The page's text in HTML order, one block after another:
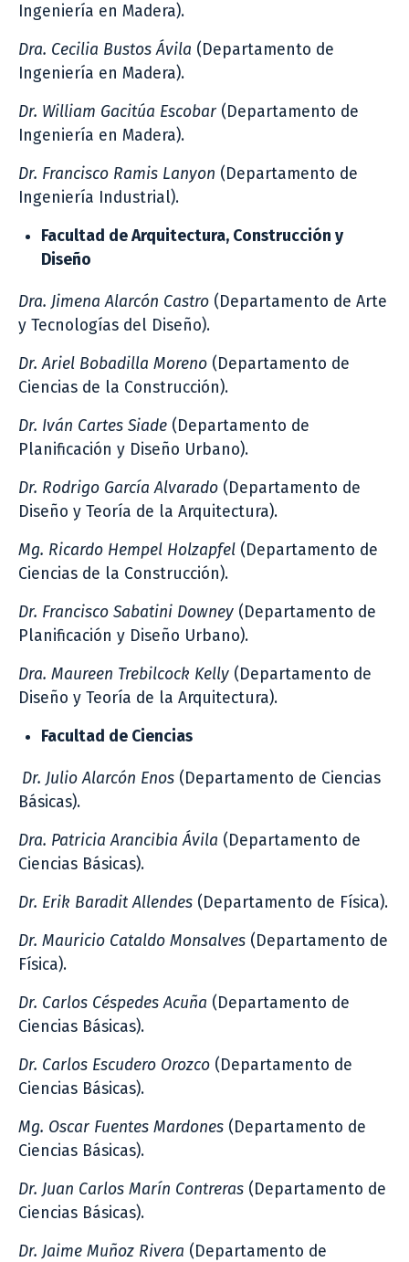
Ingeniería en Madera).
Dra. Cecilia Bustos Ávila (Departamento de
Ingeniería en Madera).
Dr. William Gacitúa Escobar (Departamento de
Ingeniería en Madera).
Dr. Francisco Ramis Lanyon (Departamento de
Ingeniería Industrial).
Facultad de Arquitectura, Construcción y
Diseño
Dra. Jimena Alarcón Castro (Departamento de Arte
y Tecnologías del Diseño).
Dr. Ariel Bobadilla Moreno (Departamento de
Ciencias de la Construcción).
Dr. Iván Cartes Siade (Departamento de
Planificación y Diseño Urbano).
Dr. Rodrigo García Alvarado (Departamento de
Diseño y Teoría de la Arquitectura).
Mg. Ricardo Hempel Holzapfel (Departamento de
Ciencias de la Construcción).
Dr. Francisco Sabatini Downey (Departamento de
Planificación y Diseño Urbano).
Dra. Maureen Trebilcock Kelly (Departamento de
Diseño y Teoría de la Arquitectura).
Facultad de Ciencias
Dr. Julio Alarcón Enos (Departamento de Ciencias
Básicas).
Dra. Patricia Arancibia Ávila (Departamento de
Ciencias Básicas).
Dr. Erik Baradit Allendes (Departamento de Física).
Dr. Mauricio Cataldo Monsalves (Departamento de
Física).
Dr. Carlos Céspedes Acuña (Departamento de
Ciencias Básicas).
Dr. Carlos Escudero Orozco (Departamento de
Ciencias Básicas).
Mg. Oscar Fuentes Mardones (Departamento de
Ciencias Básicas).
Dr. Juan Carlos Marín Contreras (Departamento de
Ciencias Básicas).
Dr. Jaime Muñoz Rivera (Departamento de